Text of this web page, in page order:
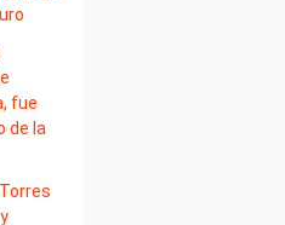
fue
de la